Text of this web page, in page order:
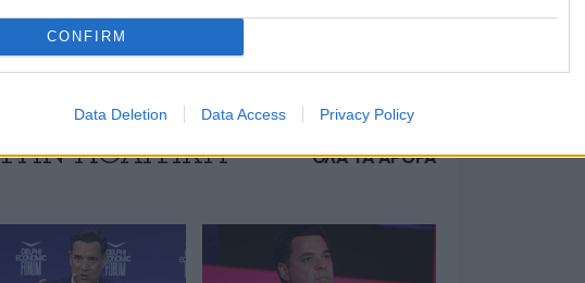
CONFIRM
Data Deletion Data Access Privacy Policy
ΠΟΛΙΤΙΚΗ ΟΛΑ ΤΑ ΑΡΘΡΑ